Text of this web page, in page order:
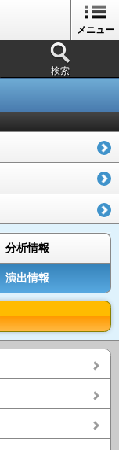
メニュー
検索
分析情報
演出情報